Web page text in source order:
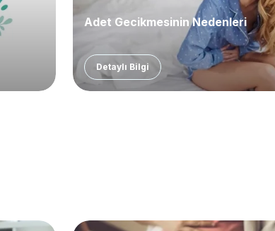
Adet Gecikmesinin Nedenleri
Detaylı Bilgi